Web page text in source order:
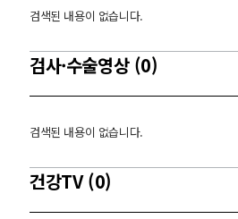
검색된 내용이 없습니다.
검사·수술영상 (0)
검색된 내용이 없습니다.
건강TV (0)